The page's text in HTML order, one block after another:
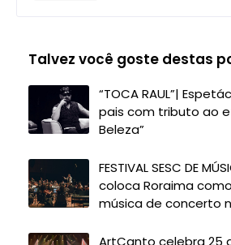
Talvez você goste destas
“TOCA RAUL”|
pais com tributo ao
Beleza”
FESTIVAL SESC DE
coloca Roraima
música de concerto
ArtCanto celebra 25